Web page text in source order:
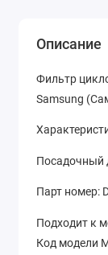
Описание
Фильтр
Samsung
Посадочный
Парт номер:
Подходит к
Код модели